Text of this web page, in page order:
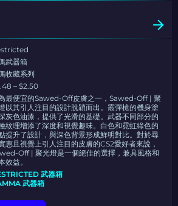
武器箱
收藏系列
– $2.50
最便宜的Sawed-Off皮膚之一，Sawed-Off | 聚
以其引人注目的設計脫穎而出。霰彈槍的機身塗
灰色油漆，提供了光滑的基礎。武器不同部分的
紋理增添了深度和視覺趣味。白色和霓虹綠色的
提升了設計，與深色背景形成鮮明對比。對於尋
惠且視覺上引人注目的皮膚的CS2愛好者來說，
Off | 聚光燈是一個絕佳的選擇，兼具風格和
效益。
武器箱
武器箱